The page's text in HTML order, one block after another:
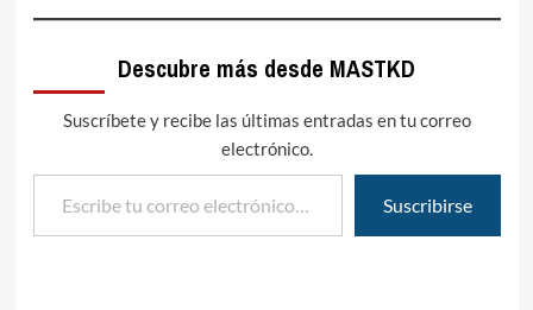
Descubre más desde MASTKD
Suscríbete y recibe las últimas entradas en tu correo
electrónico.
Escribe tu correo electrónico…
Suscribirse